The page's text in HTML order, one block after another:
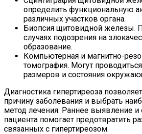
определить функциональную
различных участков органа.
Биопсия щитовидной железы.
случаях подозрения на
образование.
Компьютерная и магнитно-
томография. Могут
размеров и состояния
Диагностика гипертиреоза
причину заболевания и выбрать
метод лечения. Раннее выявление и
пациента помогает предотвратить
связанных с гипертиреозом.